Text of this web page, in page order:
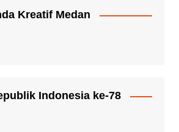
Kreatif Medan
Indonesia ke-78